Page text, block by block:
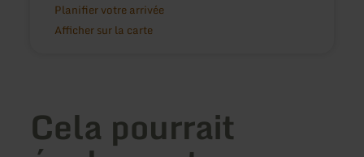
Planifier votre arrivée
Afficher sur la carte
Cela pourrait